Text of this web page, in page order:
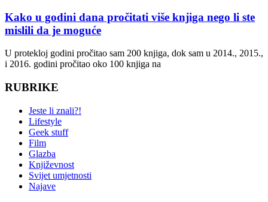
Kako u godini dana pročitati više knjiga nego li ste
mislili da je moguće
U protekloj godini pročitao sam 200 knjiga, dok sam u 2014., 2015.,
i 2016. godini pročitao oko 100 knjiga na
RUBRIKE
Jeste li znali?!
Lifestyle
Geek stuff
Film
Glazba
Književnost
Svijet umjetnosti
Najave